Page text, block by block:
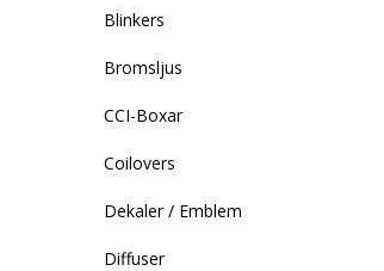
Blinkers
Bromsljus
CCI-Boxar
Coilovers
Dekaler / Emblem
Diffuser